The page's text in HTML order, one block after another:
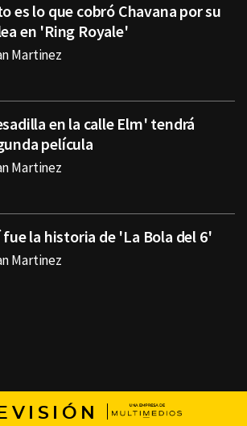
es lo que cobró Chavana por su
en 'Ring Royale'
Martinez
en la calle Elm' tendrá
película
Martinez
fue la historia de 'La Bola del 6'
Martinez